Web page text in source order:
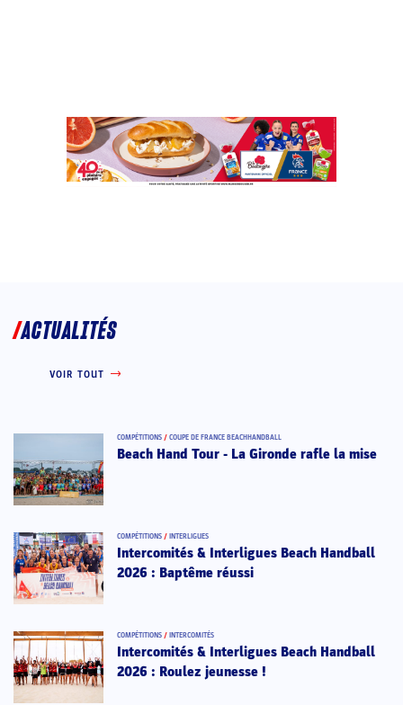
ACTUALITÉS
VOIR TOUT
COMPÉTITIONS / COUPE DE FRANCE BEACHHANDBALL
Beach Hand Tour - La Gironde rafle la mise
COMPÉTITIONS / INTERLIGUES
Intercomités & Interligues Beach Handball
2026 : Baptême réussi
COMPÉTITIONS / INTERCOMITÉS
Intercomités & Interligues Beach Handball
2026 : Roulez jeunesse !